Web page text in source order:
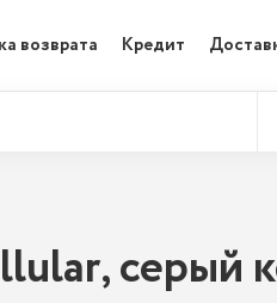
возврата Кредит
серый